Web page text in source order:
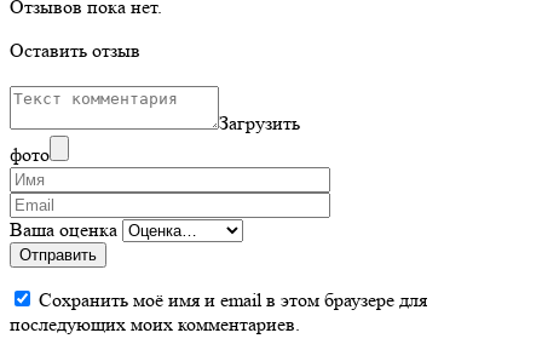
Отзывов пока нет.
Оставить отзыв
Загрузить
фото
Ваша оценка
Отправить
Сохранить моё имя и email в этом браузере для
последующих моих комментариев.